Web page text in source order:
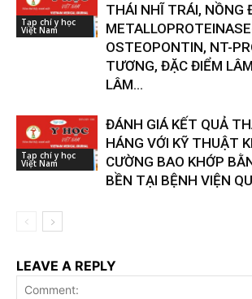
Tạp chí y học
Việt Nam
THÁI NHĨ TRÁI, NỒNG
OSTEOPONTIN, NT-
TƯƠNG, ĐẶC ĐIỂM
LÂM...
Tạp chí y học
Việt Nam
ĐÁNH GIÁ KẾT QUẢ
HÁNG VỚI KỸ THUẬT
CƯỜNG BAO KHỚP
BỀN TẠI BỆNH VIỆN
LEAVE A REPLY